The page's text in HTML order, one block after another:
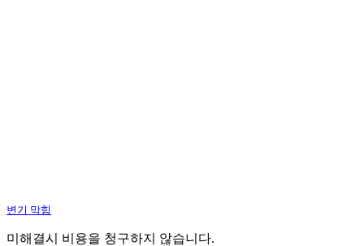
변기 막힘
미해결시 비용을 청구하지 않습니다.